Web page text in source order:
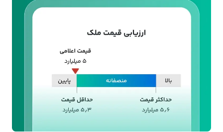
معروف مرداویج است. یکی دیگر از امکانات این محله، وجود موسسات
آموزشی مختلف است؛ از موسسه‌های فنی حرفه‌ای آزاد گرفته تا
آموزشگاه‌های موسیقی.